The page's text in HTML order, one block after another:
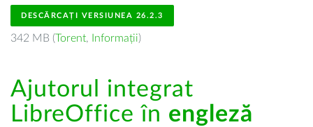
DESCĂRCAȚI VERSIUNEA 26.2.3
342 MB (Torent, Informații)
Ajutorul integrat
LibreOffice în engleză